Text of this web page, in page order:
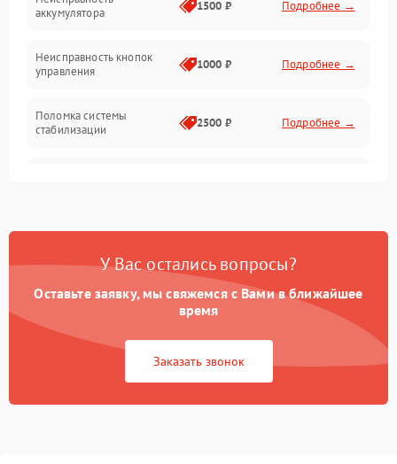
аккумулятора
1500 ₽ Подробнее →
Неисправность кнопок
управления
1000 ₽ Подробнее →
Поломка системы
стабилизации
2500 ₽ Подробнее →
Неисправность системы
Поломка системы GPS 2000 ₽ Подробнее →
Повреждение системы
защиты от перегрузок
1500 ₽
автоматического
1500 ₽ Подробнее →
У Вас остались вопросы?
Оставьте заявку, мы свяжемся с Вами в ближайшее
время
Заказать звонок